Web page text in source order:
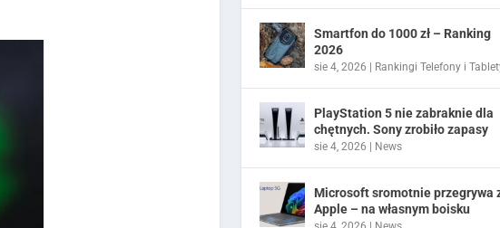
Smartfon do 1000 zł – Ranking
2026
sie 4, 2026 | Rankingi Telefony i
PlayStation 5 nie zabraknie dla
chętnych. Sony zrobiło zapasy
sie 4, 2026 | News
Microsoft sromotnie przegrywa
Apple – na własnym boisku